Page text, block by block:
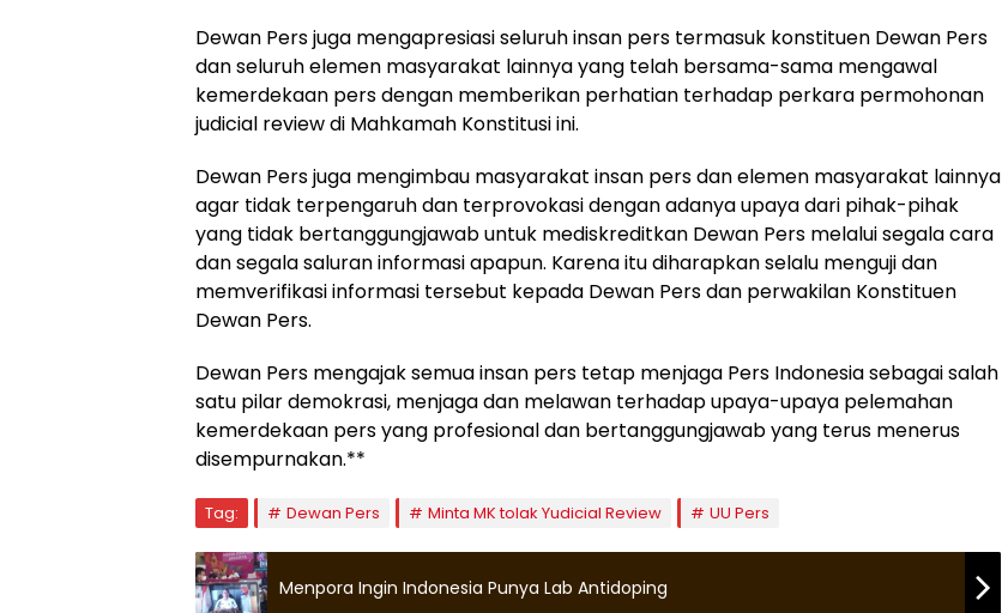
Dewan Pers juga mengapresiasi seluruh insan pers termasuk konstituen Dewan Pers
dan seluruh elemen masyarakat lainnya yang telah bersama-sama mengawal
kemerdekaan pers dengan memberikan perhatian terhadap perkara permohonan
judicial review di Mahkamah Konstitusi ini.
Dewan Pers juga mengimbau masyarakat insan pers dan elemen masyarakat lainnya
agar tidak terpengaruh dan terprovokasi dengan adanya upaya dari pihak-pihak
yang tidak bertanggungjawab untuk mediskreditkan Dewan Pers melalui segala cara
dan segala saluran informasi apapun. Karena itu diharapkan selalu menguji dan
memverifikasi informasi tersebut kepada Dewan Pers dan perwakilan Konstituen
Dewan Pers.
Dewan Pers mengajak semua insan pers tetap menjaga Pers Indonesia sebagai salah
satu pilar demokrasi, menjaga dan melawan terhadap upaya-upaya pelemahan
kemerdekaan pers yang profesional dan bertanggungjawab yang terus menerus
disempurnakan.**
Tag: Dewan Pers Minta MK tolak Yudicial Review UU Pers
Menpora Ingin Indonesia Punya Lab Antidoping